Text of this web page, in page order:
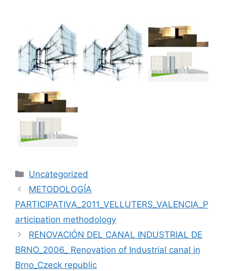
Uncategorized
METODOLOGÍA
PARTICIPATIVA_2011_VELLUTERS_VALENCIA_P
articipation methodology
RENOVACIÓN DEL CANAL INDUSTRIAL DE
BRNO_2006_ Renovation of Industrial canal in
Brno_Czeck republic